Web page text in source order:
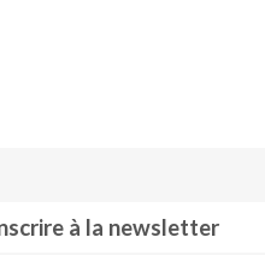
à la newsletter